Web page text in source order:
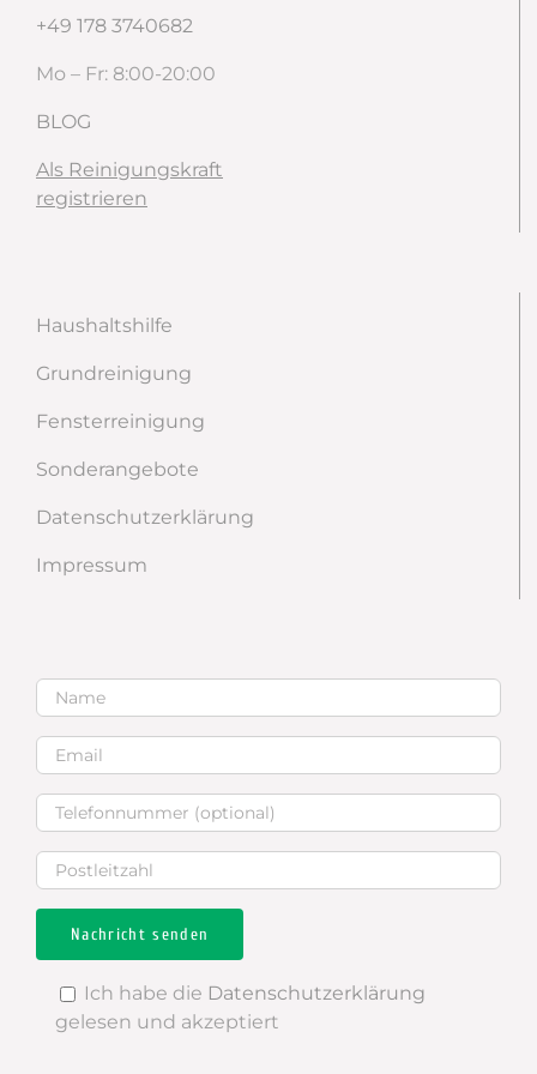
+49 178 3740682
Mo – Fr: 8:00-20:00
BLOG
Als Reinigungskraft
registrieren
Haushaltshilfe
Grundreinigung
Fensterreinigung
Sonderangebote
Datenschutzerklärung
Impressum
Ich habe die Datenschutzerklärung
gelesen und akzeptiert